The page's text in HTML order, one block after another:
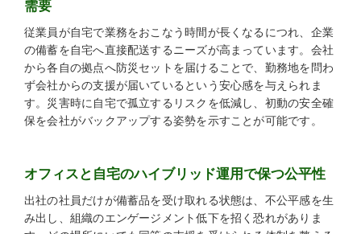
需要
従業員が自宅で業務をおこなう時間が長くなるにつれ、企業
の備蓄を自宅へ直接配送するニーズが高まっています。会社
から各自の拠点へ防災セットを届けることで、勤務地を問わ
ず会社からの支援が届いているという安心感を与えられま
す。災害時に自宅で孤立するリスクを低減し、初動の安全確
保を会社がバックアップする姿勢を示すことが可能です。
オフィスと自宅のハイブリッド運用で保つ公平性
出社の社員だけが備蓄品を受け取れる状態は、不公平感を生
み出し、組織のエンゲージメント低下を招く恐れがありま